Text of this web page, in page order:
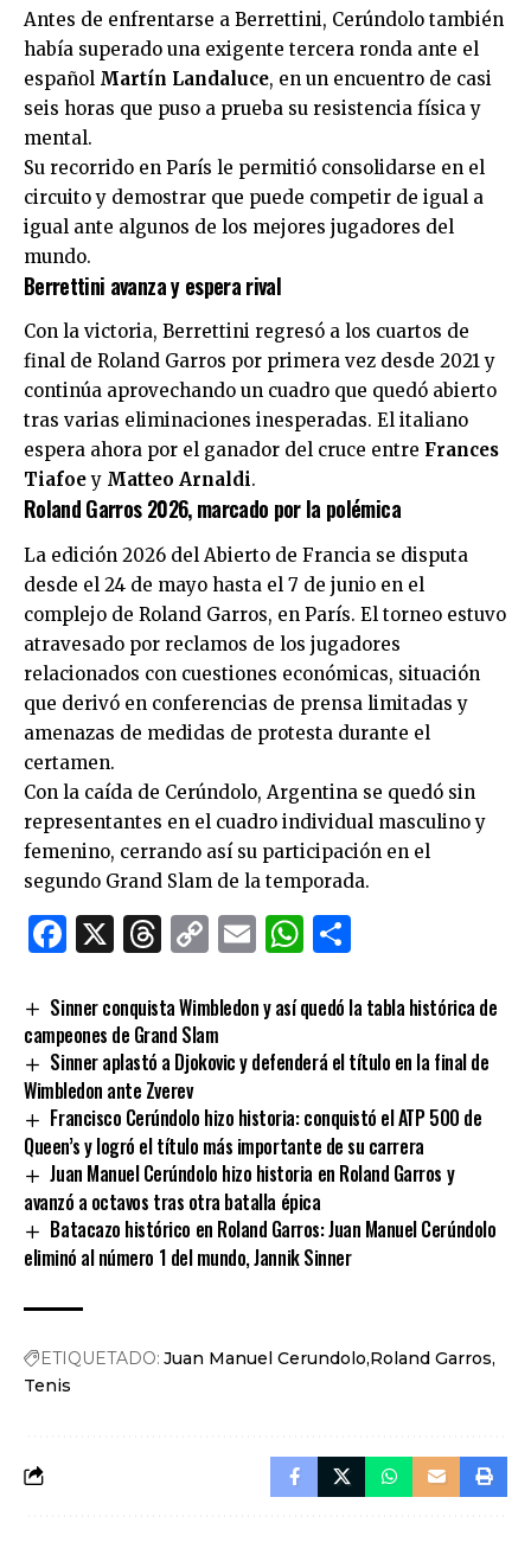
Antes de enfrentarse a Berrettini, Cerúndolo también
había superado una exigente tercera ronda ante el
español Martín Landaluce, en un encuentro de casi
seis horas que puso a prueba su resistencia física y
mental.
Su recorrido en París le permitió consolidarse en el
circuito y demostrar que puede competir de igual a
igual ante algunos de los mejores jugadores del
mundo.
Berrettini avanza y espera rival
Con la victoria, Berrettini regresó a los cuartos de
final de Roland Garros por primera vez desde 2021 y
continúa aprovechando un cuadro que quedó abierto
tras varias eliminaciones inesperadas. El italiano
espera ahora por el ganador del cruce entre Frances
Tiafoey Matteo Arnaldi.
Roland Garros 2026, marcado por la polémica
La edición 2026 del Abierto de Francia se disputa
desde el 24 de mayo hasta el 7 de junio en el
complejo de Roland Garros, en París. El torneo estuvo
atravesado por reclamos de los jugadores
relacionados con cuestiones económicas, situación
que derivó en conferencias de prensa limitadas y
amenazas de medidas de protesta durante el
certamen.
Con la caída de Cerúndolo, Argentina se quedó sin
representantes en el cuadro individual masculino y
femenino, cerrando así su participación en el
segundo Grand Slam de la temporada.
Facebook
X Threads
CopyEmailWhatsApp
Sinner conquista Wimbledon y así quedó la tabla histórica de
campeones de Grand Slam
Sinner aplastó a Djokovic y defenderá el título en la final de
Wimbledon ante Zverev
Francisco Cerúndolo hizo historia: conquistó el ATP 500 de
Queen’s y logró el título más importante de su carrera
Juan Manuel Cerúndolo hizo historia en Roland Garros y
avanzó a octavos tras otra batalla épica
Batacazo histórico en Roland Garros: Juan Manuel Cerúndolo
eliminó al número 1 del mundo, Jannik Sinner
ETIQUETADO: Juan Manuel Cerundolo Roland Garros
Tenis